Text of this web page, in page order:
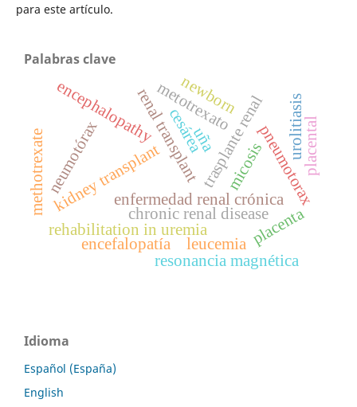
para este artículo.
Palabras clave
trasplante renal
enfermedad renal crónica
kidney transplantrenal transplant
chronic renal disease
rehabilitation in uremia
neumotórax pneumotorax
encefalopatía
metotrexato
leucemia
resonancia magnética
encephalopathy
methotrexate
urolitiasis
micosis
uña
placenta
cesárea
newborn
placental
Idioma
Español (España)
English